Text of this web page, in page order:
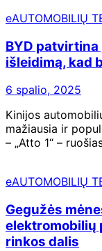
eAUTOMOBILIŲ
BYD patvirtina
išleidimą, kad
6 spalio, 2025
Kinijos
mažiausia ir
– „Atto 1“ –
eAUTOMOBILIŲ
Gegužės
elektromobilių
rinkos dalis